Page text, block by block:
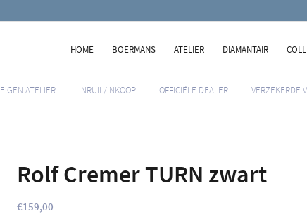
HOME BOERMANS ATELIER DIAMANTAIR
EIGEN ATELIER INRUIL/INKOOP OFFICIËLE DEALER VERZEKERDE
Rolf Cremer TURN zwart
€159,00